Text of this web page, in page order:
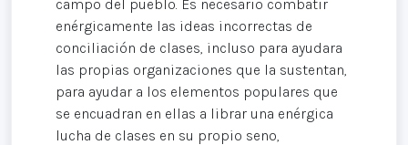
campo del pueblo. Es necesario combatir
enérgicamente las ideas incorrectas de
conciliación de clases, incluso para ayudara
las propias organizaciones que la sustentan,
para ayudar a los elementos populares que
se encuadran en ellas a librar una enérgica
lucha de clases en su propio seno,